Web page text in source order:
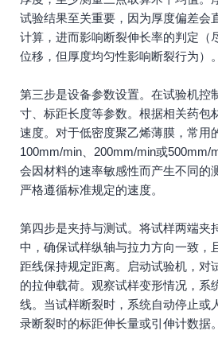
试验结果至关重要，因为厚度偏差会
计算，进而影响断裂伸长率的判定（
位移，但厚度均匀性影响断裂行为）。
第三步是设备参数设置。在试验机控
寸、标距长度等参数。根据相关药包
速度。对于低密度聚乙烯薄膜，常用
100mm/min、200mm/min或500mm/
会因材料的速率敏感性而产生不同的
严格遵循标准规定的速度。
第四步是夹持与测试。将试样两端夹
中，确保试样纵轴与拉力方向一致，
距线保持规定距离。启动试验机，对
的拉伸载荷。观察试样变形情况，系
线。当试样断裂时，系统自动停止或
录断裂时的标距伸长量或引伸计数据。